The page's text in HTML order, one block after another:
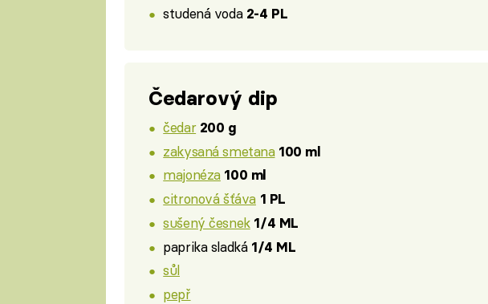
studená voda 2-4 PL
Čedarový dip
čedar 200 g
zakysaná smetana 100 ml
majonéza 100 ml
citronová šťáva 1 PL
sušený česnek 1/4 ML
paprika sladká 1/4 ML
sůl
pepř